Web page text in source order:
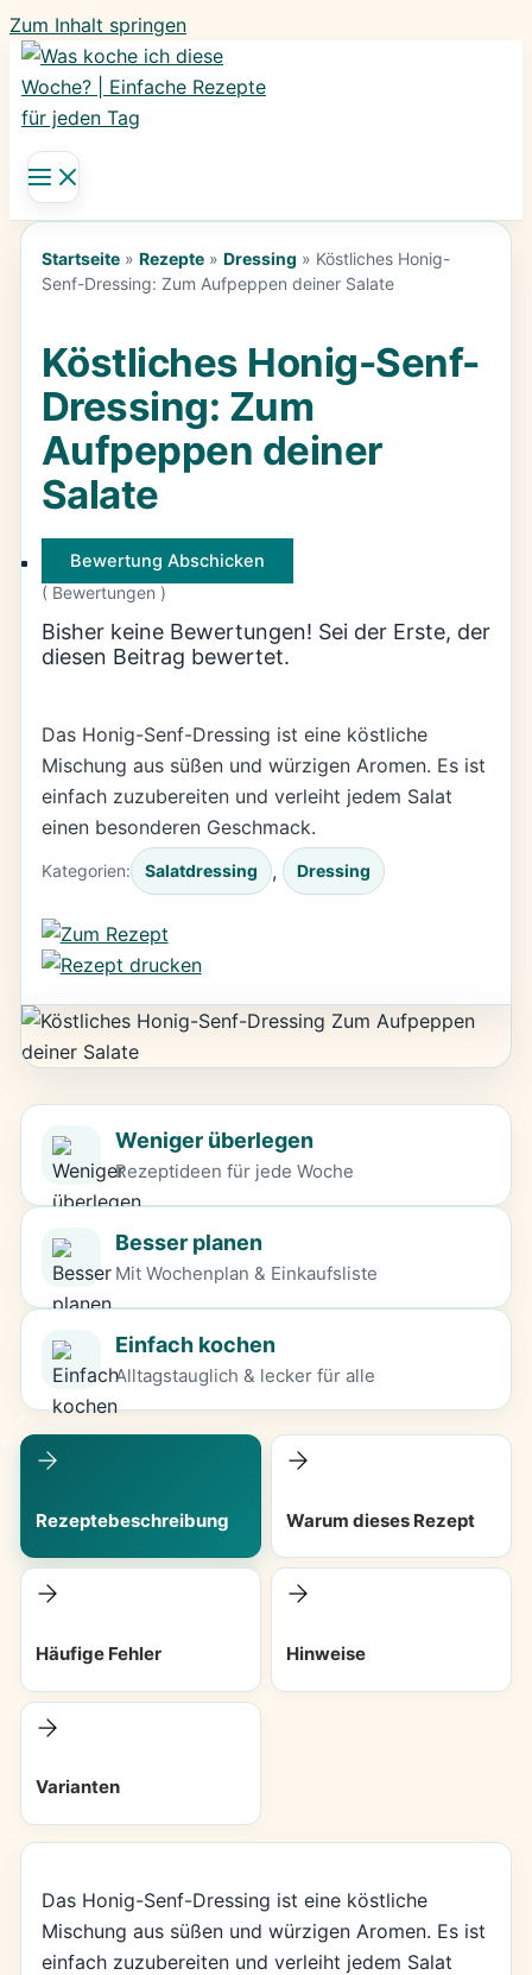
Zum Inhalt springen
Startseite» Rezepte» Dressing » Köstliches Honig-
Senf-Dressing: Zum Aufpeppen deiner Salate
Köstliches Honig-Senf-
Dressing: Zum
Aufpeppen deiner
Salate
Bewertung Abschicken
( Bewertungen )
Bisher keine Bewertungen! Sei der Erste, der
diesen Beitrag bewertet.
Das Honig-Senf-Dressing ist eine köstliche
Mischung aus süßen und würzigen Aromen. Es ist
einfach zuzubereiten und verleiht jedem Salat
einen besonderen Geschmack.
Kategorien: Salatdressing , Dressing
Weniger überlegen
Rezeptideen für jede Woche
Besser planen
Mit Wochenplan & Einkaufsliste
Einfach kochen
Alltagstauglich & lecker für alle
Rezeptebeschreibung Warum dieses Rezept
Häufige Fehler Hinweise
Varianten
Das Honig-Senf-Dressing ist eine köstliche
Mischung aus süßen und würzigen Aromen. Es ist
einfach zuzubereiten und verleiht jedem Salat